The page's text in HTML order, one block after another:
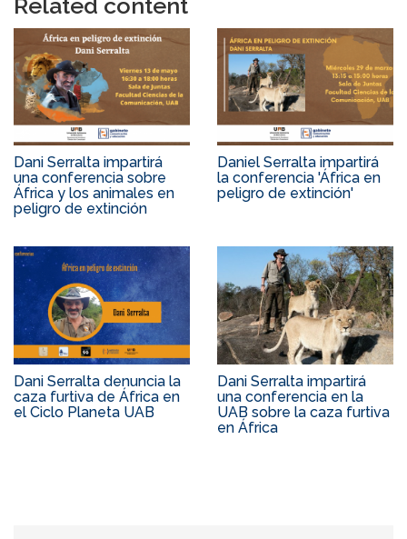
Related content
Dani Serralta impartirá
una conferencia sobre
África y los animales en
peligro de extinción
Daniel Serralta impartirá
la conferencia 'África en
peligro de extinción'
Dani Serralta denuncia la
caza furtiva de África en
el Ciclo Planeta UAB
Dani Serralta impartirá
una conferencia en la
UAB sobre la caza furtiva
en África